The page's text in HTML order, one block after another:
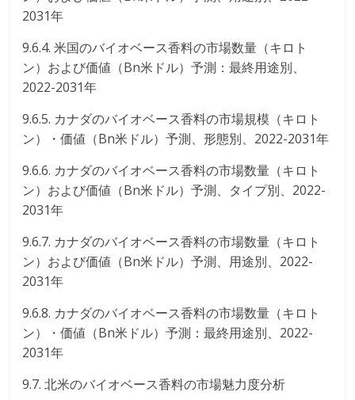
2031年
9.6.4. 米国のバイオベース香料の市場数量（キロト
ン）および価値（Bn米ドル）予測：最終用途別、
2022-2031年
9.6.5. カナダのバイオベース香料の市場規模（キロト
ン）・価値（Bn米ドル）予測、形態別、2022-2031年
9.6.6. カナダのバイオベース香料の市場数量（キロト
ン）および価値（Bn米ドル）予測、タイプ別、2022-
2031年
9.6.7. カナダのバイオベース香料の市場数量（キロト
ン）および価値（Bn米ドル）予測、用途別、2022-
2031年
9.6.8. カナダのバイオベース香料の市場数量（キロト
ン）・価値（Bn米ドル）予測：最終用途別、2022-
2031年
9.7. 北米のバイオベース香料の市場魅力度分析